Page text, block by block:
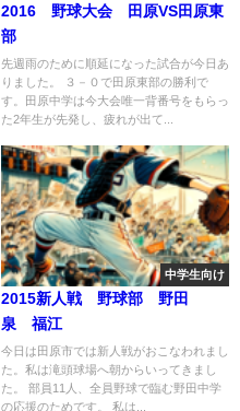
2016 野球大会 田原VS田原東
部
先週雨のために順延になった試合が今日あ
りました。 ３－０で田原東部の勝利で
す。田原中学は今大会唯一背番号をもらっ
た2年生が先発し、疲れが出て...
中学生向け
2015新人戦 野球部 野田
泉 福江
今日は田原市では新人戦がおこなわれまし
た。私は滝頭球場へ朝からいってきまし
た。 部員11人、全員野球で臨む野田中学
の応援のためです。 私は...